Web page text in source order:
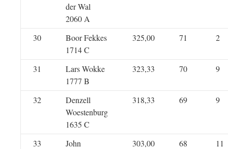
der Wal
2060 A
30
Boor Fekkes
1714 C
325,00 71 2
31
Lars Wokke
1777 B
323,33 70 9
32
Denzell
Woestenburg
1635 C
318,33 69 9
33
John
303,00 68 11